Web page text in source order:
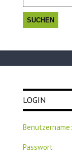
LOGIN
Benutzername:
Passwort: